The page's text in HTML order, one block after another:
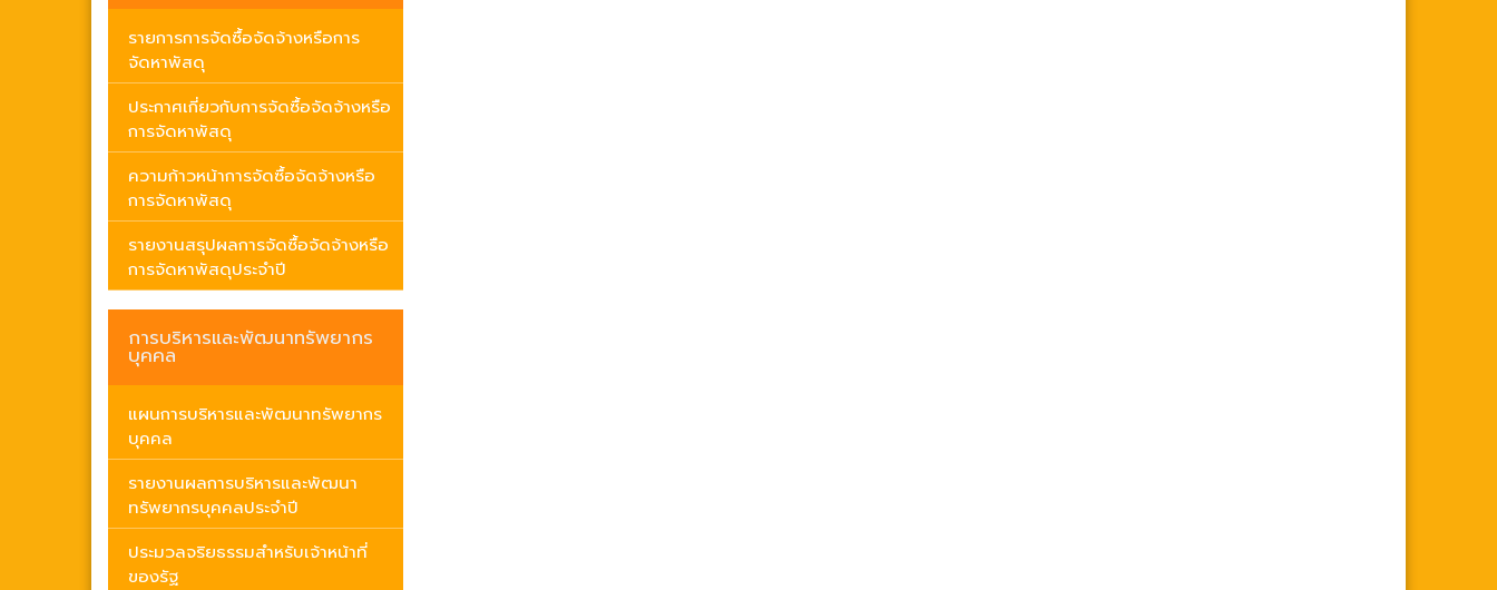
รายการการจัดซื้อจัดจ้างหรือการ
จัดหาพัสดุ
ประกาศเกี่ยวกับการจัดซื้อจัดจ้างหรือ
การจัดหาพัสดุ
ความก้าวหน้าการจัดซื้อจัดจ้างหรือ
การจัดหาพัสดุ
รายงานสรุปผลการจัดซื้อจัดจ้างหรือ
การจัดหาพัสดุประจำปี
การบริหารและพัฒนาทรัพยากร
บุคคล
แผนการบริหารและพัฒนาทรัพยากร
บุคคล
รายงานผลการบริหารและพัฒนา
ทรัพยากรบุคคลประจำปี
ประมวลจริยธรรมสำหรับเจ้าหน้าที่
ของรัฐ